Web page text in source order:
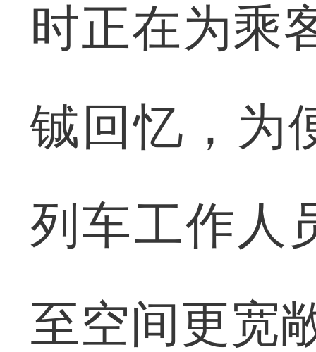
时正在为乘
铖回忆，为
列车工作人
至空间更宽